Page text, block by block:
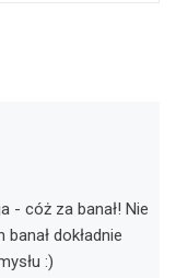
- cóż za banał! Nie
dokładnie
:)